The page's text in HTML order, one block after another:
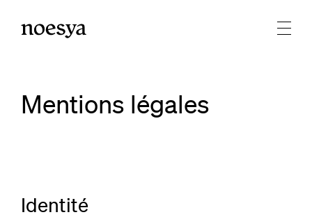
Mentions légales
Identité